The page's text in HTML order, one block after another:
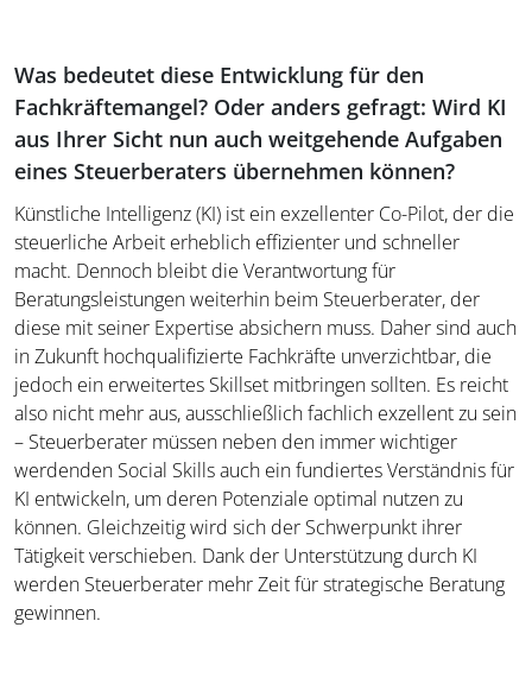
Was bedeutet diese Entwicklung für den
Fachkräftemangel? Oder anders gefragt: Wird KI
aus Ihrer Sicht nun auch weitgehende Aufgaben
eines Steuerberaters übernehmen können?
Künstliche Intelligenz (KI) ist ein exzellenter Co-Pilot, der die
steuerliche Arbeit erheblich effizienter und schneller
macht. Dennoch bleibt die Verantwortung für
Beratungsleistungen weiterhin beim Steuerberater, der
diese mit seiner Expertise absichern muss. Daher sind auch
in Zukunft hochqualifizierte Fachkräfte unverzichtbar, die
jedoch ein erweitertes Skillset mitbringen sollten. Es reicht
also nicht mehr aus, ausschließlich fachlich exzellent zu sein
– Steuerberater müssen neben den immer wichtiger
werdenden Social Skills auch ein fundiertes Verständnis für
KI entwickeln, um deren Potenziale optimal nutzen zu
können. Gleichzeitig wird sich der Schwerpunkt ihrer
Tätigkeit verschieben. Dank der Unterstützung durch KI
werden Steuerberater mehr Zeit für strategische Beratung
gewinnen.